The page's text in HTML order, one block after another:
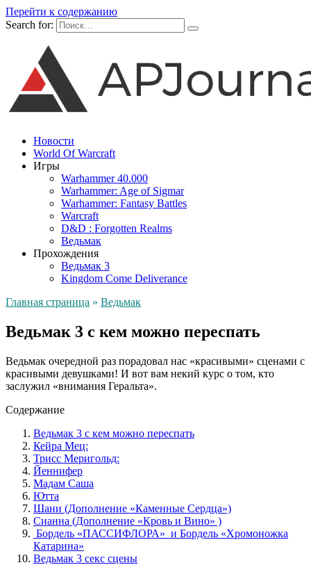
Перейти к содержанию
Search for:
Новости
World Of Warcraft
Игры
Warhammer 40.000
Warhammer: Age of Sigmar
Warhammer: Fantasy Battles
Warcraft
D&D : Forgotten Realms
Ведьмак
Прохождения
Ведьмак 3
Kingdom Come Deliverance
Главная страница » Ведьмак
Ведьмак 3 с кем можно переспать
Ведьмак очередной раз порадовал нас «красивыми» сценами с
красивыми девушками! И вот вам некий курс о том, кто
заслужил «внимания Геральта».
Содержание
Ведьмак 3 с кем можно переспать
Кейра Мец:
Трисс Меригольд:
Йеннифер
Мадам Саша
Ютта
Шани (Дополнение «Каменные Сердца»)
Сианна (Дополнение «Кровь и Вино» )
Бордель «ПАССИФЛОРА» и Бордель «Хромоножка
Катарина»
Ведьмак 3 секс сцены